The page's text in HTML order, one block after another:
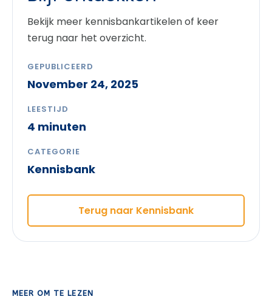
Bekijk meer kennisbankartikelen of keer
terug naar het overzicht.
GEPUBLICEERD
November 24, 2025
LEESTIJD
4 minuten
CATEGORIE
Kennisbank
Terug naar Kennisbank
MEER OM TE LEZEN